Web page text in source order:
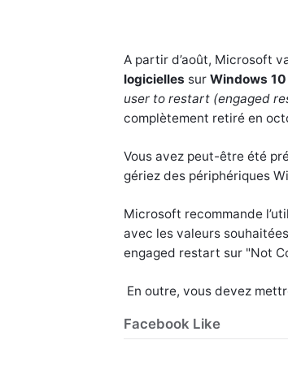
A partir d’août, Microsoft
logicielles sur Windows
user to restart (engaged
complètement retiré en
Vous avez peut-être été
gériez des périphériques
Microsoft recommande
avec les valeurs
engaged restart sur "Not
En outre, vous devez
Facebook Like